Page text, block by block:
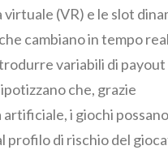
(VR) e le slot
cambiano in tempo
variabili di
che, grazie
artificiale, i giochi
profilo di rischio del